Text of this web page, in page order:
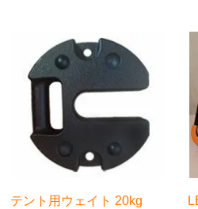
テント用ウェイト 20kg